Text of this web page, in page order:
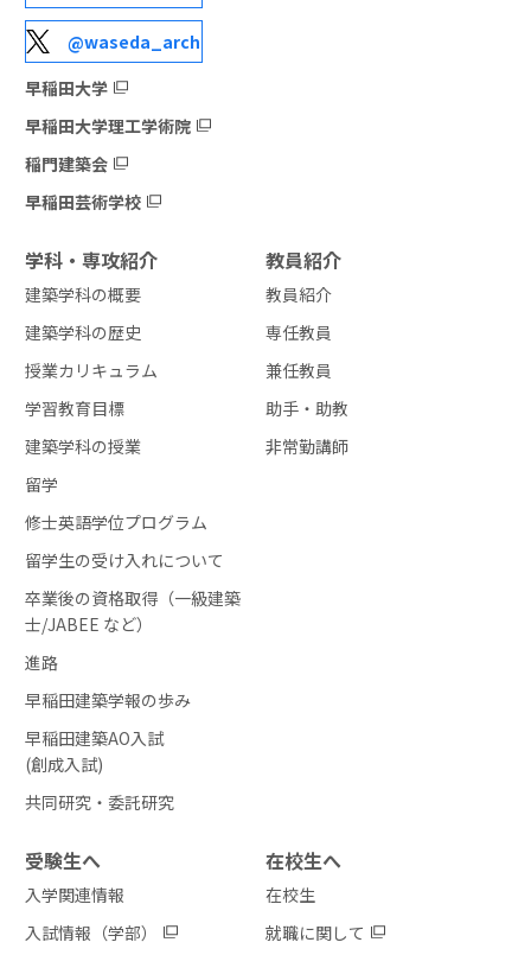
@waseda_arch
早稲田大学
早稲田大学理工学術院
稲門建築会
早稲田芸術学校
学科・専攻紹介
建築学科の概要
建築学科の歴史
授業カリキュラム
学習教育目標
建築学科の授業
留学
修士英語学位プログラム
留学生の受け入れについて
卒業後の資格取得（一級建築
士/JABEE など）
進路
早稲田建築学報の歩み
早稲田建築AO入試
(創成入試)
共同研究・委託研究
教員紹介
教員紹介
専任教員
兼任教員
助手・助教
非常勤講師
受験生へ
入学関連情報
入試情報（学部）
在校生へ
在校生
就職に関して